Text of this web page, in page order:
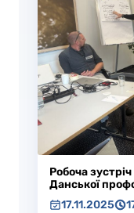
Робоча
Данської
17.11.2025